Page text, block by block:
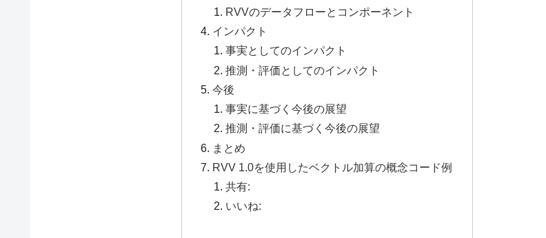
RVVのデータフローとコンポーネント
インパクト
事実としてのインパクト
推測・評価としてのインパクト
今後
事実に基づく今後の展望
推測・評価に基づく今後の展望
まとめ
RVV 1.0を使用したベクトル加算の概念コード例
共有:
いいね: